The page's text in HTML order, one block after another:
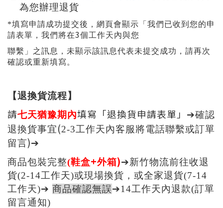
為您辦理退貨
*填寫申請成功提交後，網頁會顯示「我們已收到您的申
請表單，我們將在3個工作天內與您
聯繫」之訊息，未顯示該訊息代表未提交成功，請再次
確認或重新填寫。
【退換貨流程】
請七天猶豫期內填寫「退換貨申請表單」 ➔確認
退換貨事宜(2-3工作天內客服將電話聯繫或訂單
留言)➔
商品包裝完整(鞋盒+外箱)➔新竹物流前往收退
貨(2-14工作天)或現場換貨 ，或全家退貨(7-14
工作天)➔ 商品確認無誤➔14工作天內退款(訂單
留言通知)